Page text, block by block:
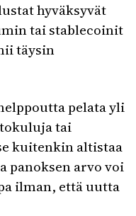
hyväksyvät
tai stablecoinit
täysin
pelata yli
tai
kuitenkin altistaa
panoksen arvo voi
ilman, että uutta